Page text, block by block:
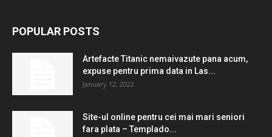
POPULAR POSTS
Artefacte Titanic nemaivazute pana acum,
expuse pentru prima data in Las...
January 12, 2022
Site-ul online pentru cei mai mari seniori
fara plata – Templado...